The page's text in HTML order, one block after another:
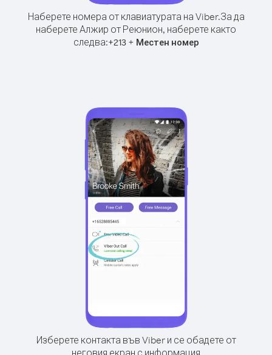
Наберете номера от клавиатурата на Viber.За да
наберете Алжир от Реюнион, наберете както
следва:+213+ Местен номер
Изберете контакта във Viber и се обадете от
неговия екран с информация